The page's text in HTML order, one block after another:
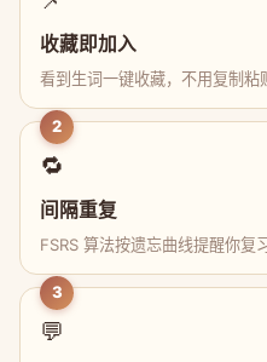
收藏即加入
看到生词一键收藏，不用复制粘
2
🔁
间隔重复
FSRS 算法按遗忘曲线提醒你复
3
💬